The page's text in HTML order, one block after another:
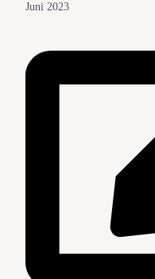
Juni 2023